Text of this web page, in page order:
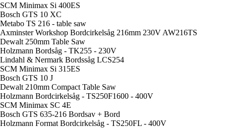
SCM Minimax Si 400ES
Bosch GTS 10 XC
Metabo TS 216 - table saw
Axminster Workshop Bordcirkelsåg 216mm 230V AW216TS
Dewalt 250mm Table Saw
Holzmann Bordsåg - TK255 - 230V
Lindahl & Nermark Bordssåg LCS254
SCM Minimax Si 315ES
Bosch GTS 10 J
Dewalt 210mm Compact Table Saw
Holzmann Bordcirkelsåg - TS250F1600 - 400V
SCM Minimax SC 4E
Bosch GTS 635-216 Bordsav + Bord
Holzmann Format Bordcirkelsåg - TS250FL - 400V